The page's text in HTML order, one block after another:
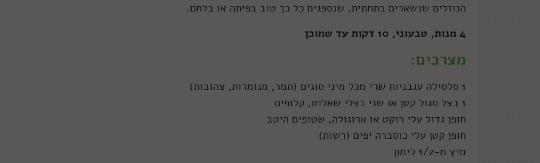
הנוזלים שנשארים בתחתית, שנספגים כל כך טוב בפיתה או בלחם.
4 מנות, טבעוני, 10 דקות עד שמוכן
מצרכים:
1 סלסילה עגבניות שרי מכל מיני סוגים (תמר, מנומרות, צהובות)
1 בצל סגול קטן או שני בצלי שאלוט, קלופים
חופן גדול עלי רוקט או ארוגולה, שטופים היטב
חופן קטן עלי כוסברה יפים (רשות)
מיץ מ-1/2 לימון